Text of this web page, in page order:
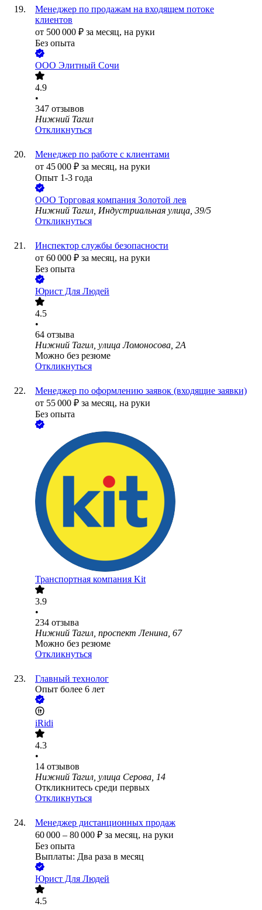
Менеджер по продажам на входящем потоке
клиентов
от 500 000 ₽ за месяц, на руки
Без опыта
ООО Элитный Сочи
4.9
•
347 отзывов
Нижний Тагил
Откликнуться
Менеджер по работе с клиентами
от 45 000 ₽ за месяц, на руки
Опыт 1-3 года
ООО Торговая компания Золотой лев
Нижний Тагил, Индустриальная улица, 39/5
Откликнуться
Инспектор службы безопасности
от 60 000 ₽ за месяц, на руки
Без опыта
Юрист Для Людей
4.5
•
64 отзыва
Нижний Тагил, улица Ломоносова, 2А
Можно без резюме
Откликнуться
Менеджер по оформлению заявок (входящие заявки)
от 55 000 ₽ за месяц, на руки
Без опыта
Транспортная компания Kit
3.9
•
234 отзыва
Нижний Тагил, проспект Ленина, 67
Можно без резюме
Откликнуться
Главный технолог
Опыт более 6 лет
iRidi
4.3
•
14 отзывов
Нижний Тагил, улица Серова, 14
Откликнитесь среди первых
Откликнуться
Менеджер дистанционных продаж
60 000 – 80 000 ₽ за месяц, на руки
Без опыта
Выплаты: Два раза в месяц
Юрист Для Людей
4.5